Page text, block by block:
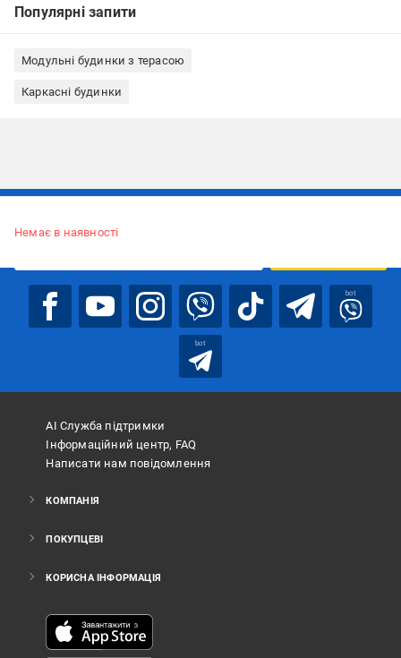
Популярні запити
Модульні будинки з терасою
Каркасні будинки
Немає в наявності
bot
bot
АІ Служба підтримки
Інформаційний центр, FAQ
Написати нам повідомлення
КОМПАНІЯ
ПОКУПЦЕВІ
КОРИСНА ІНФОРМАЦІЯ